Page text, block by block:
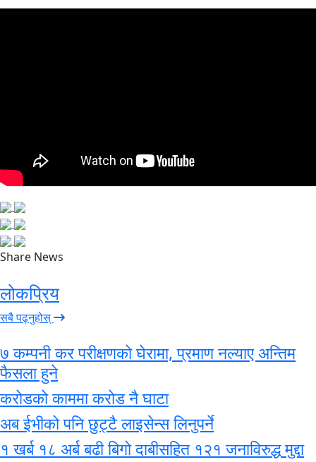
Share News
लोकप्रिय
सबै पढ्नुहोस्
७ कम्पनी कर परीक्षणको घेरामा, प्रमाण नल्याए अन्तिम
फैसला हुने
करोडको काममा करोड नै घाटा
अब ईभीको पनि छुट्टै लाइसेन्स लिनुपर्ने
१ खर्ब १८ अर्ब बढी बिगो दाबीसहित १२१ जनाविरुद्ध मुद्दा